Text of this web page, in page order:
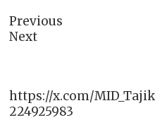
Previous
Next
https://x.com/
224925983